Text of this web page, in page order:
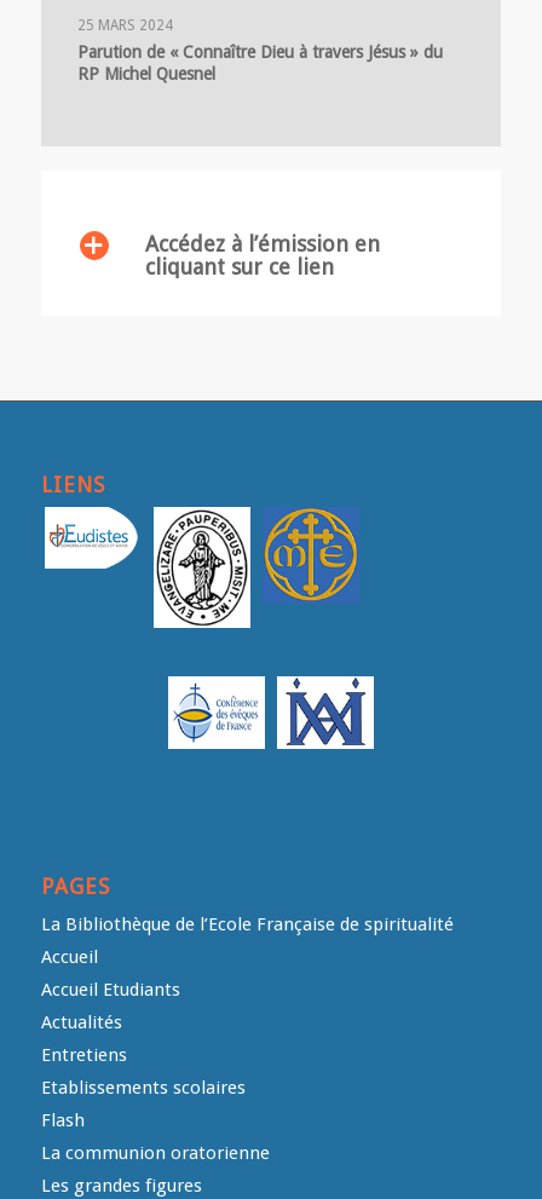
25 MARS 2024
Parution de « Connaître Dieu à travers Jésus » du
RP Michel Quesnel
Accédez à l’émission en
cliquant sur ce lien
LIENS
PAGES
La Bibliothèque de l’Ecole Française de spiritualité
Accueil
Accueil Etudiants
Actualités
Entretiens
Etablissements scolaires
Flash
La communion oratorienne
Les grandes figures